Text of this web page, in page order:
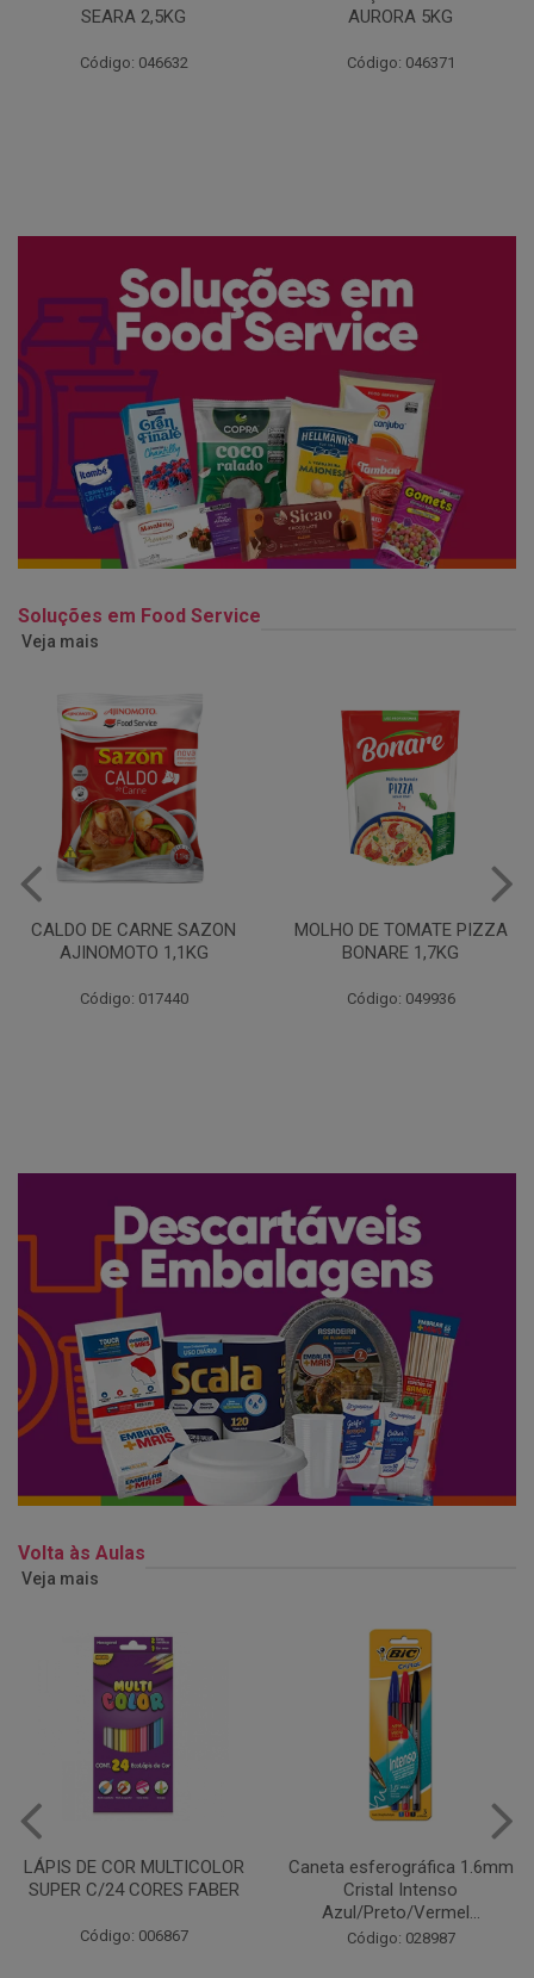
AURORA 5KG
Código: 046371
FATIADO PAKAN 200G
Código: 061522
Soluções em Food Service
Veja mais
MOLHO DE TOMATE PIZZA
BONARE 1,7KG
Código: 049936
MARGARINA USO
PROFISSIONAL 80% CUKIN
Código: 062469
Volta às Aulas
Veja mais
Caneta esferográfica 1.6mm
Cristal Intenso
Código: 028987
COLA EM BASTÃO 40G - LEO
& LEO
Código: 028164